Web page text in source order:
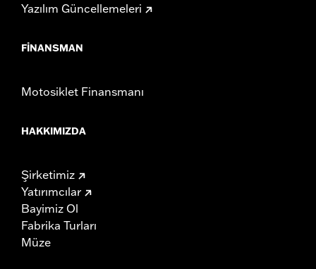
Yazılım Güncellemeleri
FINANSMAN
Motosiklet Finansmanı
HAKKIMIZDA
Şirketimiz
Yatırımcılar
Bayimiz Ol
Fabrika Turları
Müze